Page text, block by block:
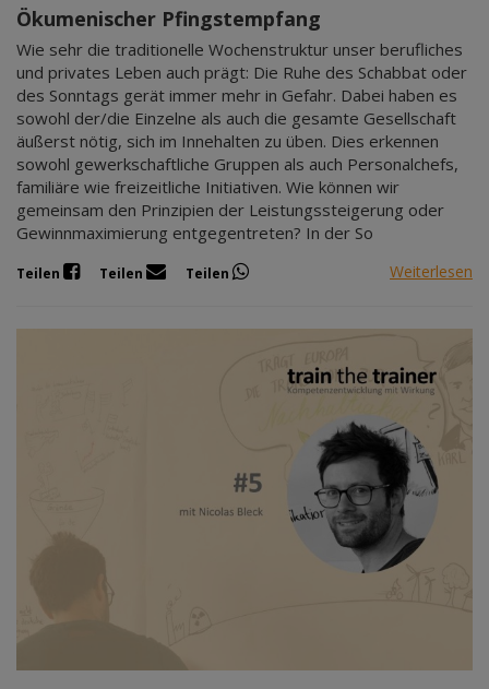
Ökumenischer Pfingstempfang
Wie sehr die traditionelle Wochenstruktur unser berufliches
und privates Leben auch prägt: Die Ruhe des Schabbat oder
des Sonntags gerät immer mehr in Gefahr. Dabei haben es
sowohl der/die Einzelne als auch die gesamte Gesellschaft
äußerst nötig, sich im Innehalten zu üben. Dies erkennen
sowohl gewerkschaftliche Gruppen als auch Personalchefs,
familiäre wie freizeitliche Initiativen. Wie können wir
gemeinsam den Prinzipien der Leistungssteigerung oder
Gewinnmaximierung entgegentreten? In der So
Teilen Teilen Teilen Weiterlesen